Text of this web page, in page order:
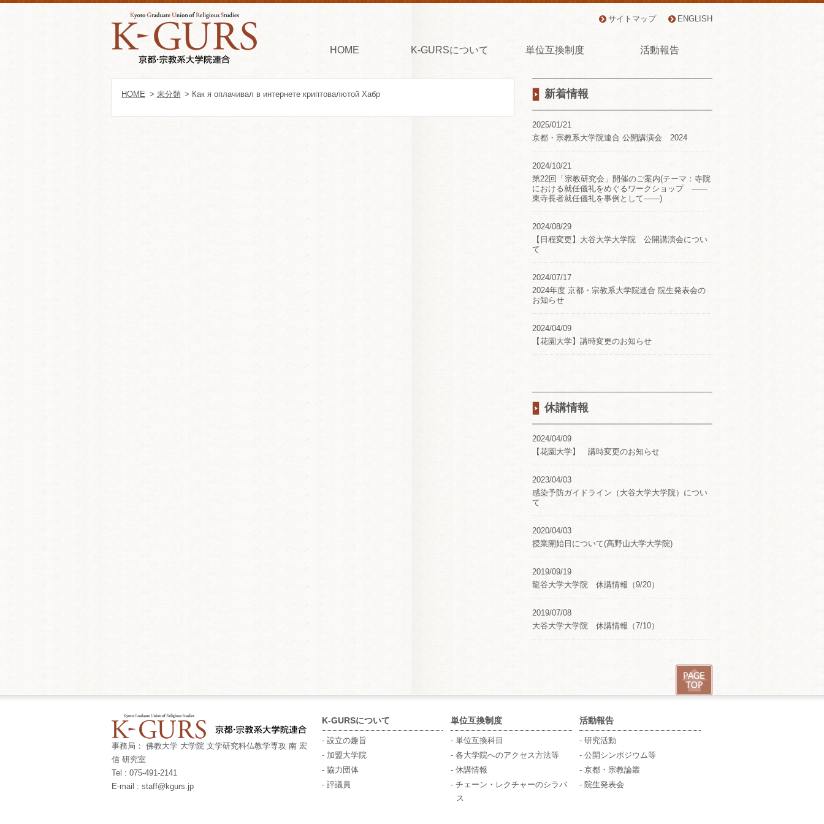
サイトマップ ENGLISH
HOME K-GURSについて 単位互換制度 活動報告
新着情報
2025/01/21
京都・宗教系大学院連合 公開講演会 2024
2024/10/21
第22回「宗教研究会」開催のご案内(テーマ：寺院
における就任儀礼をめぐるワークショップ ――
東寺長者就任儀礼を事例として――)
2024/08/29
【日程変更】大谷大学大学院 公開講演会につい
て
2024/07/17
2024年度 京都・宗教系大学院連合 院生発表会の
お知らせ
2024/04/09
【花園大学】講時変更のお知らせ
休講情報
2024/04/09
【花園大学】 講時変更のお知らせ
2023/04/03
感染予防ガイドライン（大谷大学大学院）につい
て
2020/04/03
授業開始日について(高野山大学大学院)
2019/09/19
龍谷大学大学院 休講情報（9/20）
2019/07/08
大谷大学大学院 休講情報（7/10）
HOME > 未分類 > Как я оплачивал в интернете криптовалютой Хабр
事務局： 佛教大学 大学院 文学研究科仏教学専攻 南 宏
信 研究室
Tel : 075-491-2141
E-mail : staff@kgurs.jp
K-GURSについて
- 設立の趣旨
- 加盟大学院
- 協力団体
- 評議員
単位互換制度
- 単位互換科目
- 各大学院へのアクセス方法等
- 休講情報
- チェーン・レクチャーのシラバ
ス
活動報告
- 研究活動
- 公開シンポジウム等
- 京都・宗教論叢
- 院生発表会